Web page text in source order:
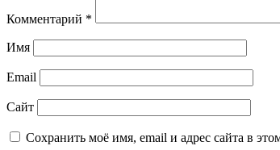
Комментарий *
Имя
Email
Сайт
Сохранить моё имя, email и адрес сайта в